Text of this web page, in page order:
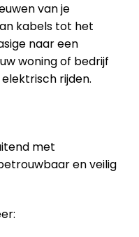
van je
kabels tot het
naar een
woning of bedrijf
rijden.
met
en veilig